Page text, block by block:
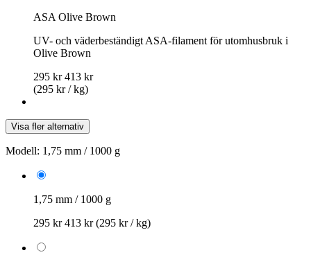
ASA Olive Brown
UV- och väderbeständigt ASA-filament för utomhusbruk i
Olive Brown
295 kr 413 kr
(295 kr / kg)
Visa fler alternativ
Modell: 1,75 mm / 1000 g
1,75 mm / 1000 g
295 kr413 kr (295 kr / kg)